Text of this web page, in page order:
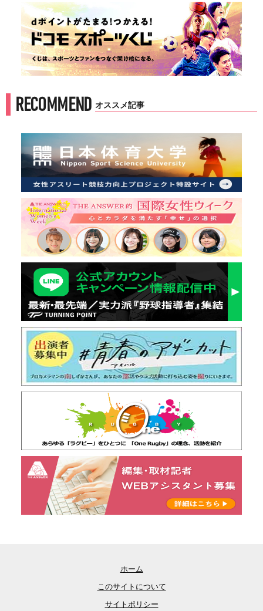
RECOMMEND オススメ記事
ホーム
このサイトについて
サイトポリシー